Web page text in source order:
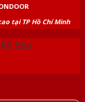
tại TP Hồ Chí Minh
Bếp